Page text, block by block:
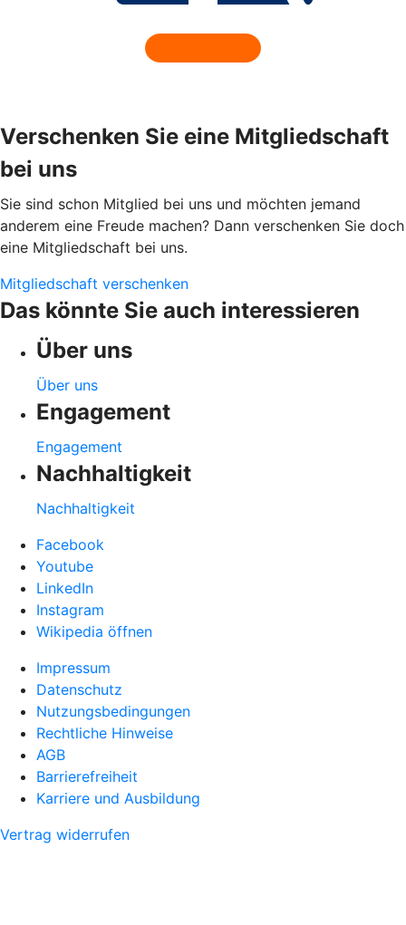
Verschenken Sie eine Mitgliedschaft
bei uns
Sie sind schon Mitglied bei uns und möchten jemand
anderem eine Freude machen? Dann verschenken Sie doch
eine Mitgliedschaft bei uns.
Mitgliedschaft verschenken
Das könnte Sie auch interessieren
Über uns
Über uns
Engagement
Engagement
Nachhaltigkeit
Nachhaltigkeit
Facebook
Youtube
LinkedIn
Instagram
Wikipedia öffnen
Impressum
Datenschutz
Nutzungsbedingungen
Rechtliche Hinweise
AGB
Barrierefreiheit
Karriere und Ausbildung
Vertrag widerrufen